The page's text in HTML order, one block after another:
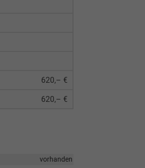
620,– €
620,– €
vorhanden